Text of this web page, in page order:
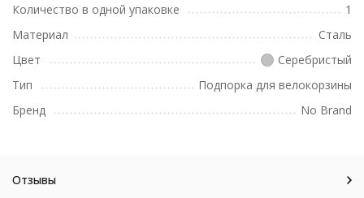
Количество в одной упаковке
1
Материал
Сталь
Цвет
Серебристый
Тип
Подпорка для велокорзины
Бренд
No Brand
Отзывы